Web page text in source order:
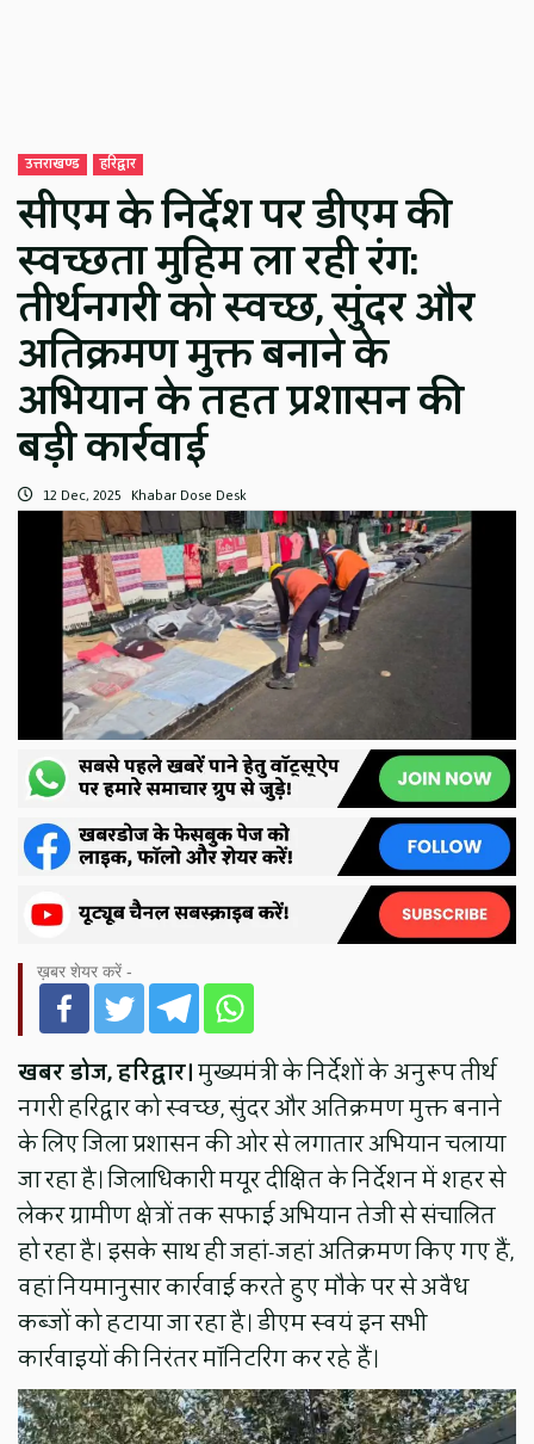
उत्तराखण्ड हरिद्वार
सीएम के निर्देश पर डीएम की
स्वच्छता मुहिम ला रही रंग:
तीर्थनगरी को स्वच्छ, सुंदर और
अतिक्रमण मुक्त बनाने के
अभियान के तहत प्रशासन की
बड़ी कार्रवाई
12 Dec, 2025 Khabar Dose Desk
ख़बर शेयर करें -
खबर डोज, हरिद्वार।मुख्यमंत्री के निर्देशों के अनुरूप तीर्थ
नगरी हरिद्वार को स्वच्छ, सुंदर और अतिक्रमण मुक्त बनाने
के लिए जिला प्रशासन की ओर से लगातार अभियान चलाया
जा रहा है। जिलाधिकारी मयूर दीक्षित के निर्देशन में शहर से
लेकर ग्रामीण क्षेत्रों तक सफाई अभियान तेजी से संचालित
हो रहा है। इसके साथ ही जहां-जहां अतिक्रमण किए गए हैं,
वहां नियमानुसार कार्रवाई करते हुए मौके पर से अवैध
कब्जों को हटाया जा रहा है। डीएम स्वयं इन सभी
कार्रवाइयों की निरंतर मॉनिटरिंग कर रहे हैं।